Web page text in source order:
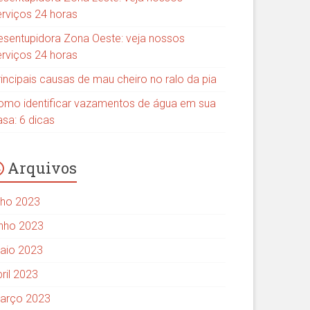
24 horas
Zona Oeste: veja nossos
24 horas
causas de mau cheiro no ralo da pia
identificar vazamentos de água em sua
6 dicas
Arquivos
2023
2023
2023
2023
2023